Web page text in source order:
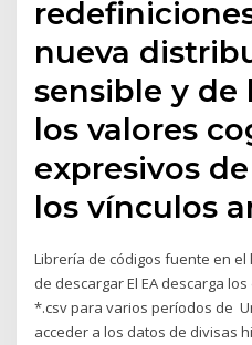
nueva
sensible y de
los valores
expresivos
los vínculos
Librería de códigos fuente en el
de descargar El EA descarga
*.csv para varios períodos de
acceder a los datos de divisas